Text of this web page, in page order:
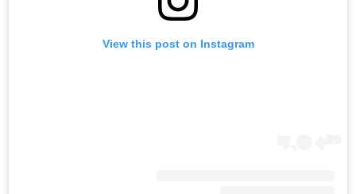
View this post on Instagram